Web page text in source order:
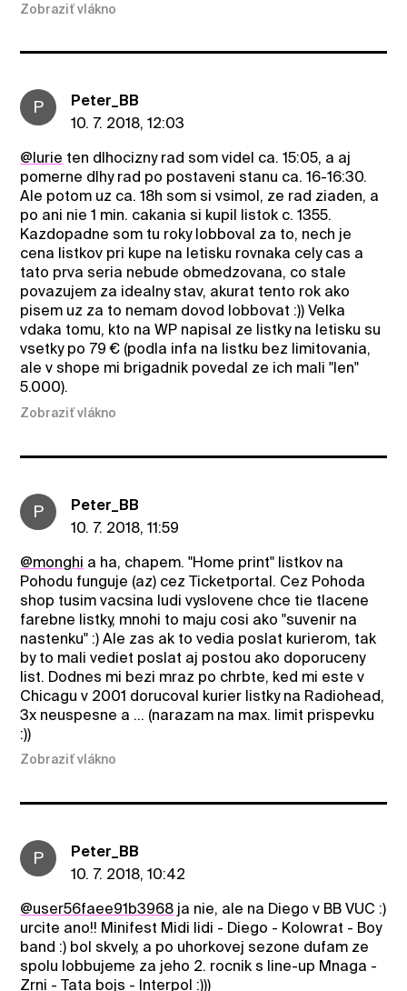
Zobraziť vlákno
P
Peter_BB
10. 7. 2018, 12:03
@lurie ten dlhocizny rad som videl ca. 15:05, a aj
pomerne dlhy rad po postaveni stanu ca. 16-16:30.
Ale potom uz ca. 18h som si vsimol, ze rad ziaden, a
po ani nie 1 min. cakania si kupil listok c. 1355.
Kazdopadne som tu roky lobboval za to, nech je
cena listkov pri kupe na letisku rovnaka cely cas a
tato prva seria nebude obmedzovana, co stale
povazujem za idealny stav, akurat tento rok ako
pisem uz za to nemam dovod lobbovat :)) Velka
vdaka tomu, kto na WP napisal ze listky na letisku su
vsetky po 79 € (podla infa na listku bez limitovania,
ale v shope mi brigadnik povedal ze ich mali "len"
5.000).
Zobraziť vlákno
P
Peter_BB
10. 7. 2018, 11:59
@monghi a ha, chapem. "Home print" listkov na
Pohodu funguje (az) cez Ticketportal. Cez Pohoda
shop tusim vacsina ludi vyslovene chce tie tlacene
farebne listky, mnohi to maju cosi ako "suvenir na
nastenku" :) Ale zas ak to vedia poslat kurierom, tak
by to mali vediet poslat aj postou ako doporuceny
list. Dodnes mi bezi mraz po chrbte, ked mi este v
Chicagu v 2001 dorucoval kurier listky na Radiohead,
3x neuspesne a ... (narazam na max. limit prispevku
:))
Zobraziť vlákno
P
Peter_BB
10. 7. 2018, 10:42
@user56faee91b3968 ja nie, ale na Diego v BB VUC :)
urcite ano!! Minifest Midi lidi - Diego - Kolowrat - Boy
band :) bol skvely, a po uhorkovej sezone dufam ze
spolu lobbujeme za jeho 2. rocnik s line-up Mnaga -
Zrni - Tata bojs - Interpol :)))